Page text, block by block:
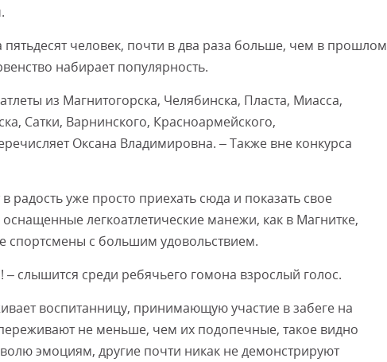
пятьдесят человек, почти в два раза больше, чем в прошлом
набирает популярность.
из Магнитогорска, Челябинска, Пласта, Миасса,
Сатки, Варнинского, Красноармейского,
Оксана Владимировна. – Также вне конкурса
радость уже просто приехать сюда и показать свое
оснащенные легкоатлетические манежи, как в Магнитке,
спортсмены с большим удовольствием.
слышится среди ребячьего гомона взрослый голос.
воспитанницу, принимающую участие в забеге на
не меньше, чем их подопечные, такое видно
волю эмоциям, другие почти никак не демонстрируют